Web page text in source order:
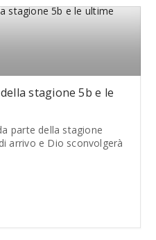
stagione 5b e le
parte della stagione
arrivo e Dio sconvolgerà